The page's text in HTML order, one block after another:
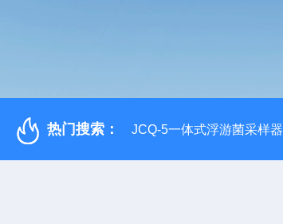
热门搜索： JCQ-5一体式浮游菌采样器